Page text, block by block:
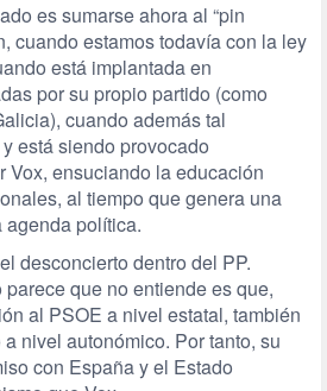
es sumarse ahora al “pin
cuando estamos todavía con la ley
está implantada en
por su propio partido (como
cuando además tal
está siendo provocado
Vox, ensuciando la educación
al tiempo que genera una
agenda política.
desconcierto dentro del PP.
que no entiende es que,
al PSOE a nivel estatal, también
nivel autonómico. Por tanto, su
con España y el Estado